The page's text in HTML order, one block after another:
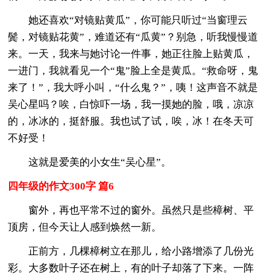
她还喜欢“对镜贴黄瓜”，你可能只听过“当窗理云
鬓，对镜贴花黄”，难道还有“瓜黄”？别急，听我慢慢道
来。一天，我来与她讨论一件事，她正往脸上贴黄瓜，
一进门，我就看见一个“鬼”脸上全是黄瓜。“救命呀，鬼
来了！”，我大呼小叫，“什么鬼？”，咦！这声音不就是
吴心星吗？唉，白惊吓一场，我一摸她的脸，哦，凉凉
的，冰冰的，挺舒服。我也试了试，唉，冰！在冬天可
不好受！
这就是爱美的小女生“吴心星”。
四年级的作文300字 篇6
窗外，再也平常不过的窗外。虽然只是些樟树、平
顶房，但今天让人感到焕然一新。
正前方，几棵樟树立在那儿，给小路增添了几份光
彩。大多数叶子还在树上，有的叶子却落了下来。一阵